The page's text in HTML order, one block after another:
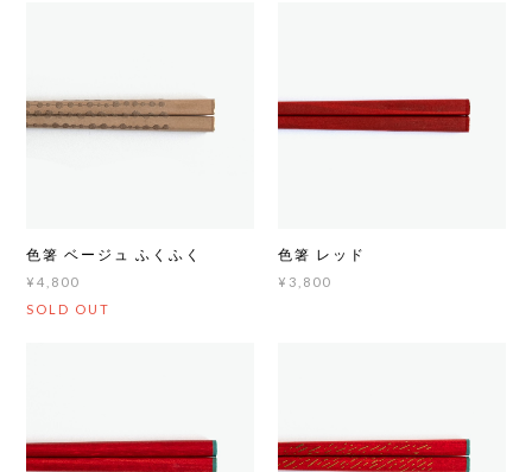
色箸 ベージュ ふくふく
¥4,800
SOLD OUT
色箸 レッド
¥3,800